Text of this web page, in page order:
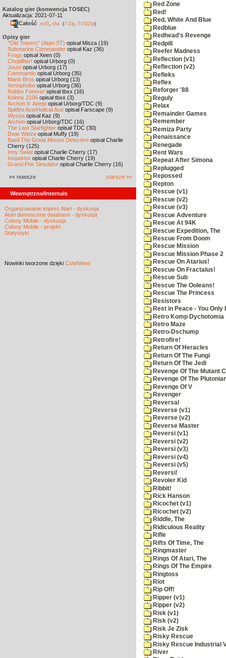
Katalog gier (konwencja TOSEC)
Aktualizacja: 2021-07-11
Całość md5 sha (7-Zip TUGZip)
Opisy gier
"Old Towers" (Atari ST) opisał Misza (19)
Submarine Commander opisał Kaz (36)
Frogs opisał Xeen (0)
Choplifter! opisał Urborg (0)
Joust opisał Urborg (17)
Commando opisał Urborg (35)
Mario Bros opisał Urborg (13)
Xenophobe opisał Urborg (36)
Robbo Forever opisał tbxx (16)
Kolony 2106 opisał tbxx (3)
Archon II: Adept opisał Urborg/TDC (9)
Spitfire Ace/Hellcat Ace opisał Farscape (9)
Wyspa opisał Kaz (9)
Archon opisał Urborg/TDC (16)
The Last Starfighter opisał TDC (30)
Dwie Wieże opisał Muffy (19)
Basil The Great Mouse Detective opisał Charlie
Cherry (125)
Inny Świat opisał Charlie Cherry (17)
Inspektor opisał Charlie Cherry (19)
Grand Prix Simulator opisał Charlie Cherry (16)
«« nowsze starsze »»
Wewnętrzne/Internals
Organizowanie imprez Atari - dyskusja
Atari demoscene database - dyskusja
Colony Mobile - dyskusja
Colony Mobile - projekt
Statystyki
Nowinki tworzone dzięki CuteNews
Red Zone
Red!
Red, White And Blue
Redblue
Redhead's Revenge
Redpill
Reefer Madness
Reflection (v1)
Reflection (v2)
Refleks
Reflex
Reforger '88
Reguly
Relax
Remainder Games
Remember
Remiza Party
Renaissance
Renegade
Rent Wars
Repeat After Simona
Replugged
Repossed
Repton
Rescue (v1)
Rescue (v2)
Rescue (v3)
Rescue Adventure
Rescue At 94K
Rescue Expedition, The
Rescue From Doom
Rescue Mission
Rescue Mission Phase 2
Rescue On Atarius!
Rescue On Fractalus!
Rescue Sub
Rescue The Ooleans!
Rescue The Princess
Resistors
Rest in Peace - You Only
Retro Komp Dychotomia
Retro Maze
Retro-Dschump
Retrofire!
Return Of Heracles
Return Of The Fungi
Return Of The Jedi
Revenge Of The Mutant
Revenge Of The
Revenge Of V
Revenger
Reversal
Reverse (v1)
Reverse (v2)
Reverse Master
Reversi (v1)
Reversi (v2)
Reversi (v3)
Reversi (v4)
Reversi (v5)
Reversi!
Revoler Kid
Ribbit!
Rick Hanson
Ricochet (v1)
Ricochet (v2)
Riddle, The
Ridiculous Reality
Rifle
Rifts Of Time, The
Ringmaster
Rings Of Atari, The
Rings Of The Empire
Ringtoss
Riot
Rip Off!
Ripper (v1)
Ripper (v2)
Risk (v1)
Risk (v2)
Risk Je Zisk
Risky Rescue
Risky Rescue Industrial
River